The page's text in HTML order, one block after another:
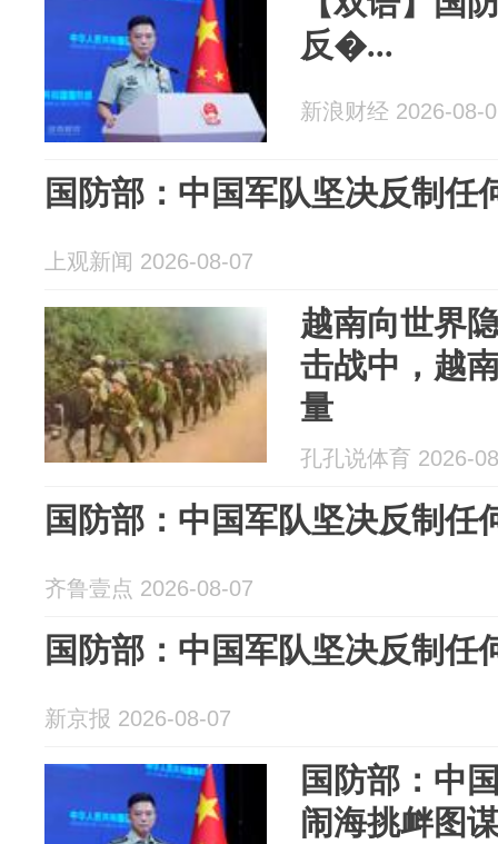
反�...
新浪财经 2026-08-
国防部：中国军队坚决反制任
上观新闻 2026-08-07
越南向世界
击战中，越
量
孔孔说体育 2026-
国防部：中国军队坚决反制任
齐鲁壹点 2026-08-07
国防部：中国军队坚决反制任
新京报 2026-08-07
国防部：中
闹海挑衅图